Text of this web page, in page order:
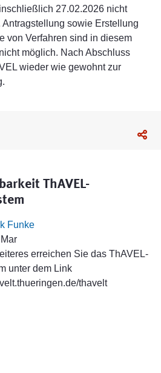
27.02.2026 nicht
Antragstellung sowie Erstellung
von Verfahren sind in diesem
möglich. Nach Abschluss
wieder wie gewohnt zur
ThAVEL-
Funke
erreichen Sie das ThAVEL-
unter dem Link
thavelt